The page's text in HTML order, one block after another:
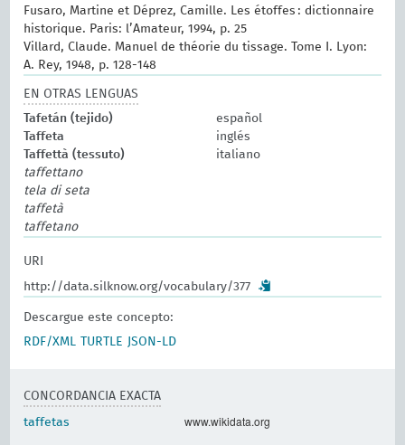
Fusaro, Martine et Déprez, Camille. Les étoffes : dictionnaire
historique. Paris: l’Amateur, 1994, p. 25
Villard, Claude. Manuel de théorie du tissage. Tome I. Lyon:
A. Rey, 1948, p. 128-148
EN OTRAS LENGUAS
Tafetán (tejido)
español
Taffeta
inglés
Taffettà (tessuto)
italiano
taffettano
tela di seta
taffetà
taffetano
URI
http://data.silknow.org/vocabulary/377
Descargue este concepto:
RDF/XML
TURTLE JSON-LD
CONCORDANCIA EXACTA
taffetas www.wikidata.org